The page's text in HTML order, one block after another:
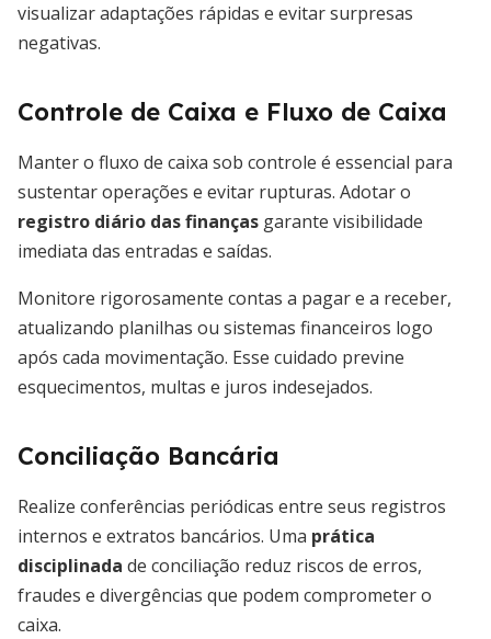
visualizar adaptações rápidas e evitar surpresas
negativas.
Controle de Caixa e Fluxo de Caixa
Manter o fluxo de caixa sob controle é essencial para
sustentar operações e evitar rupturas. Adotar o
registro diário das finanças garante visibilidade
imediata das entradas e saídas.
Monitore rigorosamente contas a pagar e a receber,
atualizando planilhas ou sistemas financeiros logo
após cada movimentação. Esse cuidado previne
esquecimentos, multas e juros indesejados.
Conciliação Bancária
Realize conferências periódicas entre seus registros
internos e extratos bancários. Uma prática
disciplinada de conciliação reduz riscos de erros,
fraudes e divergências que podem comprometer o
caixa.